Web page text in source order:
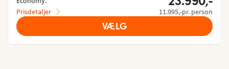
Prisdetaljer
11.995,-pr. person
VÆLG